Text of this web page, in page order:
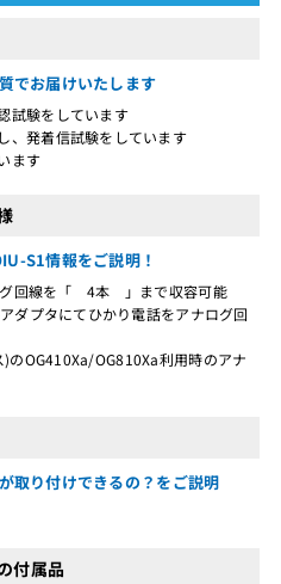
でお届けいたします
試験をしています
発着信試験をしています
ます
S1情報をご説明！
回線を「 4本 」まで収容可能
ダプタにてひかり電話をアナログ回
のOG410Xa/OG810Xa利用時のアナ
取り付けできるの？をご説明
付属品